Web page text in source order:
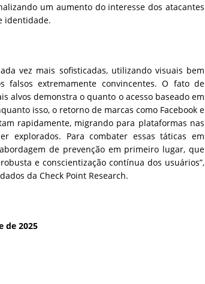
um aumento do interesse dos atacantes
identidade.
vez mais sofisticadas, utilizando visuais bem
falsos extremamente convincentes. O fato de
alvos demonstra o quanto o acesso baseado em
isso, o retorno de marcas como Facebook e
rapidamente, migrando para plataformas nas
explorados. Para combater essas táticas em
de prevenção em primeiro lugar, que
e conscientização contínua dos usuários”,
da Check Point Research.
de 2025